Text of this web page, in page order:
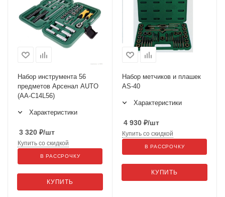
Набор инструмента 56
предметов Арсенал AUTO
(AA-C14L56)
Характеристики
3 320 ₽/шт
КУПИТЬ
Купить со скидкой
В РАССРОЧКУ
Набор метчиков и плашек
AS-40
Характеристики
4 930 ₽/шт
КУПИТЬ
Купить со скидкой
В РАССРОЧКУ